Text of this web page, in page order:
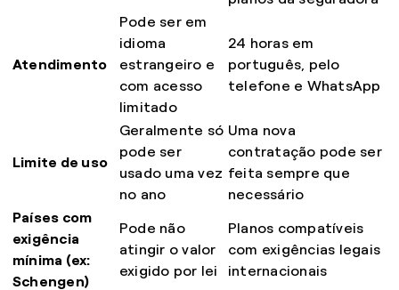
Atendimento
Pode ser em
idioma
estrangeiro e
com acesso
limitado
24 horas em
português, pelo
telefone e WhatsApp
Limite de uso
Geralmente só
pode ser
usado uma vez
no ano
Uma nova
contratação pode ser
feita sempre que
necessário
Países com
exigência
mínima (ex:
Schengen)
Pode não
atingir o valor
exigido por lei
Planos compatíveis
com exigências legais
internacionais